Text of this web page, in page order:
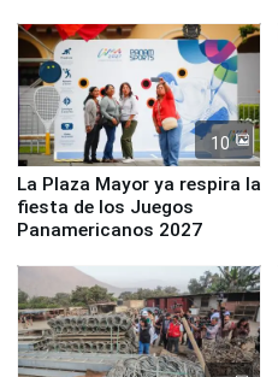
10
La Plaza Mayor ya respira la
fiesta de los Juegos
Panamericanos 2027